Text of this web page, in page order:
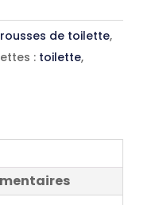
de toilette,
: toilette,